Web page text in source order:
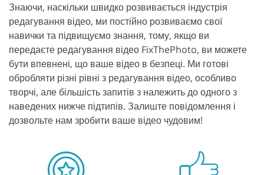
Знаючи, наскільки швидко розвивається індустрія
редагування відео, ми постійно розвиваємо свої
навички та підвищуємо знання, тому, якщо ви
передаєте редагування відео FixThePhoto, ви можете
бути впевнені, що ваше відео в безпеці. Ми готові
обробляти різні рівні з редагування відео, особливо
творчі, але більшість запитів з належить до одного з
наведених нижче підтипів. Залиште повідомлення і
дозвольте нам зробити ваше відео чудовим!